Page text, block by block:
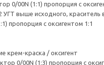
0/00N (1:1) пропорция с
выше исходного, краситель
пропорция с оксигентом 1:1
крем-краска / оксигент
0/00N (1:3) пропорция с